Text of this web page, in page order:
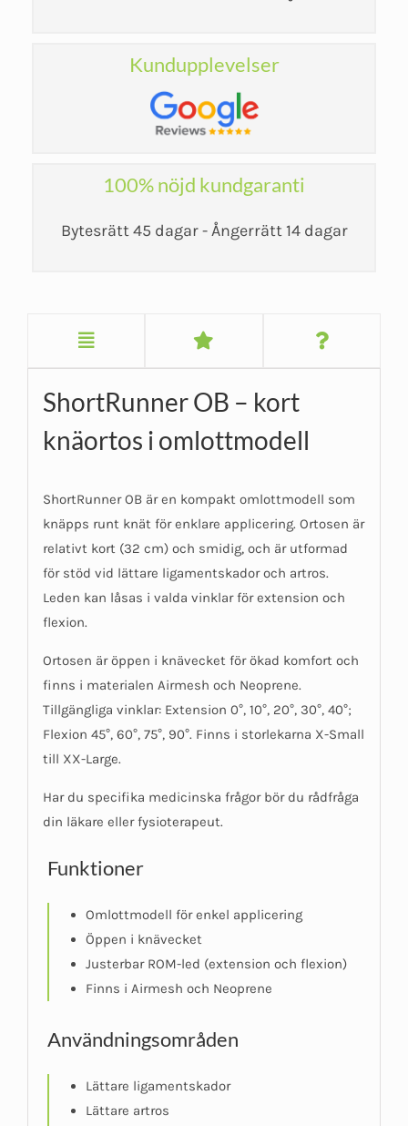
Kundupplevelser
100% nöjd kundgaranti
Bytesrätt 45 dagar - Ångerrätt 14 dagar
ShortRunner OB – kort
knäortos i omlottmodell
ShortRunner OB är en kompakt omlottmodell som
knäpps runt knät för enklare applicering. Ortosen är
relativt kort (32 cm) och smidig, och är utformad
för stöd vid lättare ligamentskador och artros.
Leden kan låsas i valda vinklar för extension och
flexion.
Ortosen är öppen i knävecket för ökad komfort och
finns i materialen Airmesh och Neoprene.
Tillgängliga vinklar: Extension 0°, 10°, 20°, 30°, 40°;
Flexion 45°, 60°, 75°, 90°. Finns i storlekarna X-Small
till XX-Large.
Har du specifika medicinska frågor bör du rådfråga
din läkare eller fysioterapeut.
Funktioner
Omlottmodell för enkel applicering
Öppen i knävecket
Justerbar ROM-led (extension och flexion)
Finns i Airmesh och Neoprene
Användningsområden
Lättare ligamentskador
Lättare artros